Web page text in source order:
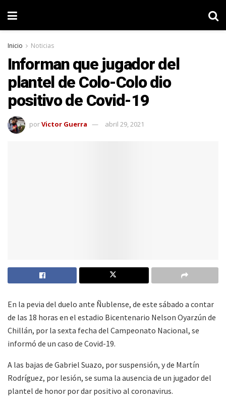
Inicio Noticias
Informan que jugador del
plantel de Colo-Colo dio
positivo de Covid-19
porVictor Guerra abril 29, 2021
En la pevia del duelo ante Ñublense, de este sábado a contar
de las 18 horas en el estadio Bicentenario Nelson Oyarzún de
Chillán, por la sexta fecha del Campeonato Nacional, se
informó de un caso de Covid-19.
A las bajas de Gabriel Suazo, por suspensión, y de Martín
Rodríguez, por lesión, se suma la ausencia de un jugador del
plantel de honor por dar positivo al coronavirus.